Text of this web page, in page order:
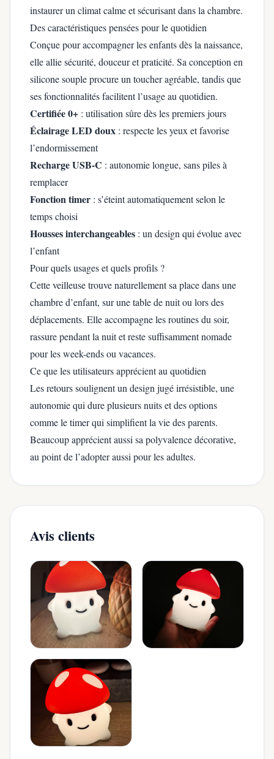
instaurer un climat calme et sécurisant dans la chambre.
Des caractéristiques pensées pour le quotidien
Conçue pour accompagner les enfants dès la naissance,
elle allie sécurité, douceur et praticité. Sa conception en
silicone souple procure un toucher agréable, tandis que
ses fonctionnalités facilitent l’usage au quotidien.
Certifiée 0+ : utilisation sûre dès les premiers jours
Éclairage LED doux : respecte les yeux et favorise
l’endormissement
Recharge USB-C : autonomie longue, sans piles à
remplacer
Fonction timer : s’éteint automatiquement selon le
temps choisi
Housses interchangeables : un design qui évolue avec
l’enfant
Pour quels usages et quels profils ?
Cette veilleuse trouve naturellement sa place dans une
chambre d’enfant, sur une table de nuit ou lors des
déplacements. Elle accompagne les routines du soir,
rassure pendant la nuit et reste suffisamment nomade
pour les week-ends ou vacances.
Ce que les utilisateurs apprécient au quotidien
Les retours soulignent un design jugé irrésistible, une
autonomie qui dure plusieurs nuits et des options
comme le timer qui simplifient la vie des parents.
Beaucoup apprécient aussi sa polyvalence décorative,
au point de l’adopter aussi pour les adultes.
Avis clients